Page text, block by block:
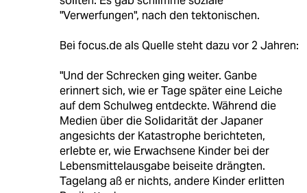
"Verwerfungen", nach den tektonischen.
Bei focus.de als Quelle steht dazu vor 2 Jahren:
"Und der Schrecken ging weiter. Ganbe
erinnert sich, wie er Tage später eine Leiche
auf dem Schulweg entdeckte. Während die
Medien über die Solidarität der Japaner
angesichts der Katastrophe berichteten,
erlebte er, wie Erwachsene Kinder bei der
Lebensmittelausgabe beiseite drängten.
Tagelang aß er nichts, andere Kinder erlitten